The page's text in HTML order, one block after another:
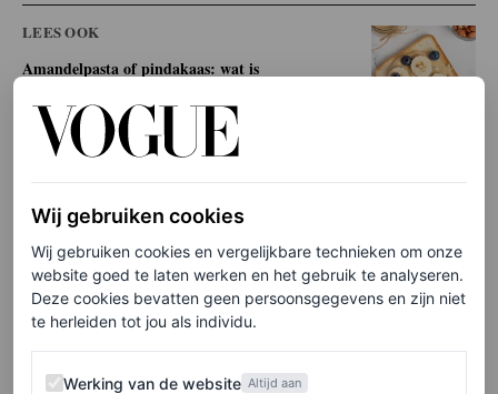
LEES OOK
Amandelpasta of pindakaas: wat is
JEANNE BALLION
De gezondheidsvoordelen
van zoete aardappelen
Zoete aardappelen bieden verschillende
voedingssamenstelling. Een middelgrote zoete aardappel
Wij gebruiken cookies
Wij gebruiken cookies en vergelijkbare technieken om onze
website goed te laten werken en het gebruik te analyseren.
Deze cookies bevatten geen persoonsgegevens en zijn niet
te herleiden tot jou als individu.
Werking van de website
Werking van de website Altijd aan